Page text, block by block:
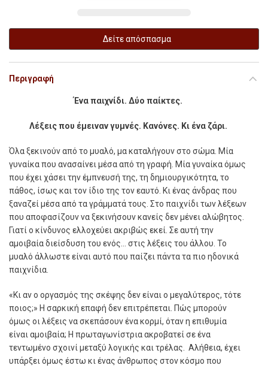
Δείτε απόσπασμα
Περιγραφή
Ένα παιχνίδι. Δύο παίκτες.
Λέξεις που έµειναν γυµνές. Κανόνες. Κι ένα ζάρι.
Όλα ξεκινούν από το µυαλό, µα καταλήγουν στο σώµα. Μία
γυναίκα που ανασαίνει µέσα από τη γραφή. Μία γυναίκα όµως
που έχει χάσει την έµπνευσή της, τη δηµιουργικότητα, το
πάθος, ίσως και τον ίδιο της τον εαυτό. Κι ένας άνδρας που
ξαναζεί µέσα από τα γράµµατά τους. Στο παιχνίδι των λέξεων
που αποφασίζουν να ξεκινήσουν κανείς δεν µένει αλώβητος.
Γιατί ο κίνδυνος ελλοχεύει ακριβώς εκεί. Σε αυτή την
αµοιβαία διείσδυση του ενός… στις λέξεις του άλλου. Το
µυαλό άλλωστε είναι αυτό που παίζει πάντα τα πιο ηδονικά
παιχνίδια.
«Κι αν ο οργασµός της σκέψης δεν είναι ο µεγαλύτερος, τότε
ποιος;» Η σαρκική επαφή δεν επιτρέπεται. Πώς µπορούν
όµως οι λέξεις να σκεπάσουν ένα κορµί, όταν η επιθυµία
είναι αµοιβαία; Η πρωταγωνίστρια ακροβατεί σε ένα
τεντωµένο σχοινί µεταξύ λογικής και τρέλας.
Αλήθεια, έχει
υπάρξει όµως έστω κι ένας άνθρωπος στον κόσµο που